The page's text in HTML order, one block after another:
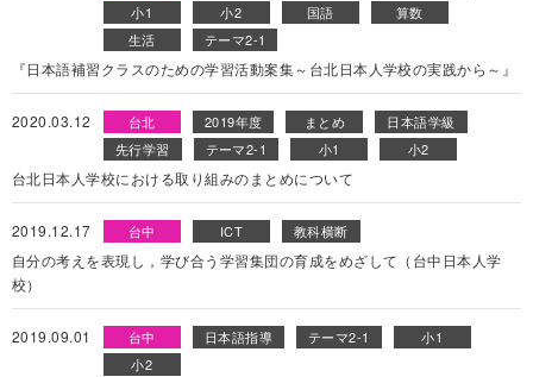
小1
小2 国語
算数
生活
テーマ2-1
『日本語補習クラスのための学習活動案集～台北日本人学校の実践から～』
2020.03.12 台北 2019年度 まとめ
日本語学級
先行学習
テーマ2-1 小1 小2
台北日本人学校における取り組みのまとめについて
2019.12.17 台中 ICT 教科横断
自分の考えを表現し，学び合う学習集団の育成をめざして（台中日本人学
校）
2019.09.01 台中 日本語指導 テーマ2-1
小1
小2